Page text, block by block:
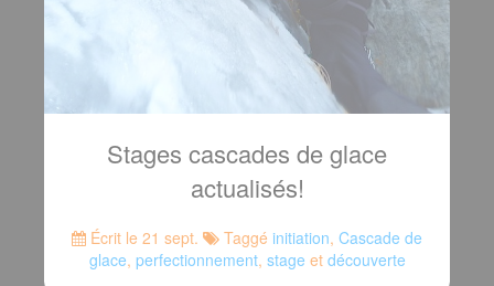
Stages cascades de glace
actualisés!
Écrit le 21 sept. Taggé initiation, Cascade de
glace, perfectionnement, stage et découverte